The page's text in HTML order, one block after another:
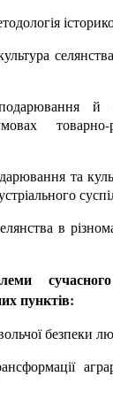
й
товарно-
та
в
пунктів:
безпеки